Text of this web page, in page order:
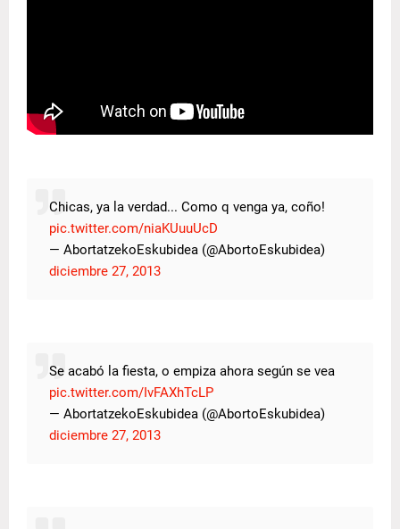
Chicas, ya la verdad... Como q venga ya, coño!
pic.twitter.com/niaKUuuUcD
— AbortatzekoEskubidea (@AbortoEskubidea)
diciembre 27, 2013
Se acabó la fiesta, o empiza ahora según se vea
pic.twitter.com/IvFAXhTcLP
— AbortatzekoEskubidea (@AbortoEskubidea)
diciembre 27, 2013